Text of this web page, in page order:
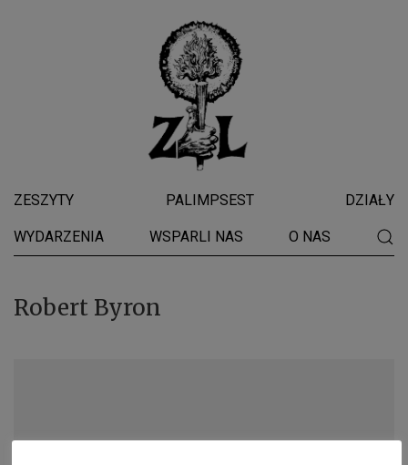
ZESZYTY PALIMPSEST DZIAŁY
WYDARZENIA WSPARLI NAS O NAS
Robert Byron